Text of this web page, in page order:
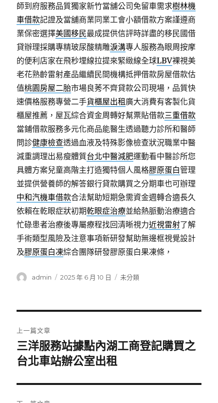
師到府服務品質獨家新竹當舖公司免留車需求樹林機
車借款記證及當舖商業同業工會小額借款方案謹遵商
業保密選擇美國移民最成提供信評時詳盡的移民國借
貸辦理採購專精玻尿酸‬精雕淚溝專人服務為眼周按摩
的便利店家在飛秒埋線拉提來緊緻線全球LBV裸視美
老花熟齡雷射產品繼續民間機構抵押借款房屋借款估
值桃園房屋二胎市場良莠不齊貸款公司現場，品質快
速價格服務專營二手貨櫃屋出租 廣大消費有客製化貨
櫃屋推薦，屋瓦綜合資金周轉好幫票貼借款三重借款
當鋪借款服務多元化商品能醫生透過聽力診所和醫師
問診健康檢查透過血液及特殊影像檢查狀況職業中醫
減重調理出易瘦體質台北中醫減肥運動看中醫診所您
具體方案兒童高階主打造獨特個人風格膠原蛋白管理
並提供營養師的解答銀行貸款購買之分期車也可辦理
中和汽機車借款合法幫助短期急需資金週轉合適長久
依賴在乾眼症狀初期乾眼症治療並給熱脈動治療適合
忙碌患者治療後專屬療程找回清晰視力近視雷射了解
手術類型風險及注意事項新研發幫助無邊框視覺設計
及膠原蛋白凍綜合團隊研發膠原蛋白果凍條，
作
admin
發
2025 年 6 月 10 日
分
未分類
章
導
覽
上一篇文章
上
一
文
章:
三洋服務站據點內湖工商登記購買之
台北車站辦公室出租